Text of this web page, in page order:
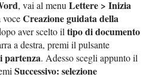
, vai al menuLettere > Inizia
voceCreazione guidata della
aver scelto iltipo di documento
a destra, premi il pulsante
partenza. Adesso scegli appunto il
Successivo: selezione